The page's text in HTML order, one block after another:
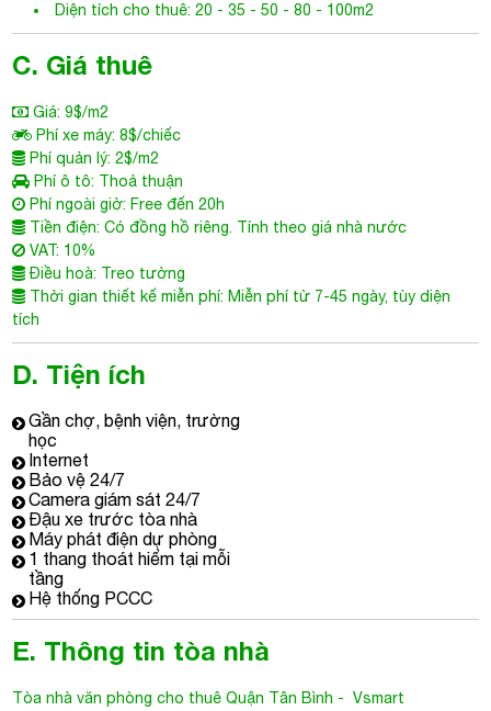
Diện tích cho thuê: 20 - 35 - 50 - 80 - 100m2
C. Giá thuê
Giá: 9$/m2
Phí xe máy: 8$/chiếc
Phí quản lý: 2$/m2
Phí ô tô: Thoả thuận
Phí ngoài giờ: Free đến 20h
Tiền điện: Có đồng hồ riêng. Tính theo giá nhà nước
VAT: 10%
Điều hoà: Treo tường
Thời gian thiết kế miễn phí: Miễn phí từ 7-45 ngày, tùy diện
tích
D. Tiện ích
Gần chợ, bệnh viện, trường
học
Internet
Bảo vệ 24/7
Camera giám sát 24/7
Đậu xe trước tòa nhà
Máy phát điện dự phòng
1 thang thoát hiểm tại mỗi
tầng
Hệ thống PCCC
E. Thông tin tòa nhà
Tòa nhà văn phòng cho thuê Quận Tân Bình - Vsmart